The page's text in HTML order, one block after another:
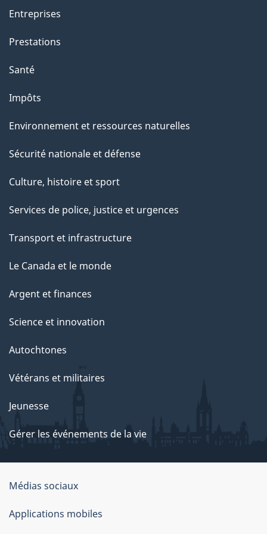
o
s
u
c
e
t
e
a
g
Entreprises
Prestations
Santé
Impôts
Environnement et ressources naturelles
Sécurité nationale et défense
Culture, histoire et sport
Services de police, justice et urgences
Transport et infrastructure
Le Canada et le monde
Argent et finances
Science et innovation
Autochtones
Vétérans et militaires
Jeunesse
Gérer les événements de la vie
Organisation
du
gouvernement
Médias sociaux
Applications mobiles